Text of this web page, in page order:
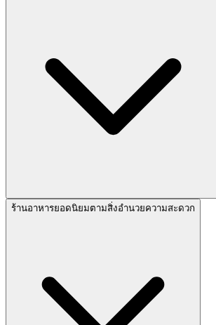
ร้านอาหารยอดนิยมตามสิ่งอำนวยความสะดวก